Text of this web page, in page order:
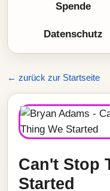
Spende
Datenschutz
← zurück zur Startseite
Can't Stop
Started